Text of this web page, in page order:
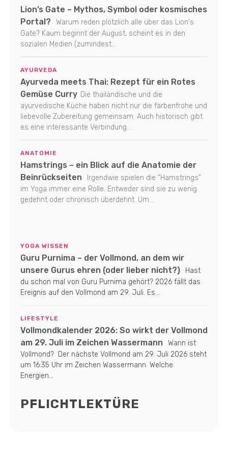
Lion’s Gate – Mythos, Symbol oder kosmisches
Portal?
Warum reden plötzlich alle über das Lion's
Gate? Kaum beginnt der August, scheint es in den
sozialen Medien (zumindest...
AYURVEDA
Ayurveda meets Thai: Rezept für ein Rotes
Gemüse Curry Die thailändische und die
ayurvedische Küche haben nicht nur die farbenfrohe und
liebevolle Zubereitung gemeinsam. Auch historisch gibt
es eine interessante Verbindung...
ANATOMIE
Hamstrings – ein Blick auf die Anatomie der
Beinrückseiten
Irgendwie spielen die "Hamstrings"
im Yoga immer eine Rolle. Entweder sind sie zu wenig
gedehnt oder chronisch überdehnt. Um...
YOGA WISSEN
Guru Purnima – der Vollmond, an dem wir
unsere Gurus ehren (oder lieber nicht?)
Hast
du schon mal von Guru Purnima gehört? 2026 fällt das
Ereignis auf den Vollmond am 29. Juli. Es...
LIFESTYLE
Vollmondkalender 2026: So wirkt der Vollmond
am 29. Juli im Zeichen Wassermann
Wann ist
Vollmond? Der nächste Vollmond am 29. Juli 2026 steht
um 16:35 Uhr im Zeichen Wassermann. Welche
Energien...
PFLICHTLEKTÜRE